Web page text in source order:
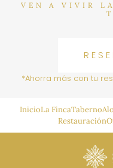
VEN A VIVIR
*Ahorra más con tu
InicioLa FincaTaberno
Restauración